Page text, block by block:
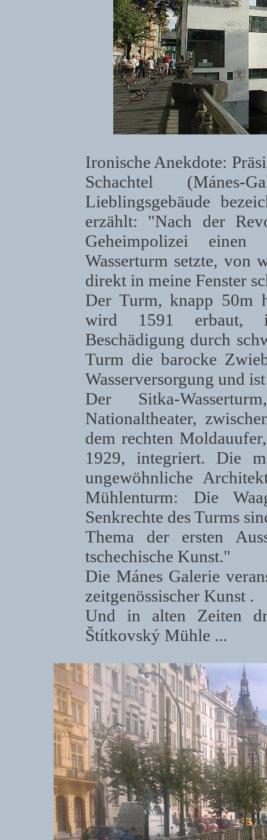
Ironische Anekdote:
Schachtel
Lieblingsgebäude
erzählt: "Nach der
Geheimpolizei einen
Wasserturm setzte, von
direkt in meine Fenster
Der Turm, knapp 50m
wird 1591 erbaut,
Beschädigung durch
Turm die barocke
Wasserversorgung und
Der Sitka-
Nationaltheater,
dem rechten
1929, integriert. Die
ungewöhnliche
Mühlenturm: Die
Senkrechte des Turms
Thema der ersten
tschechische Kunst."
Die Mánes Galerie
zeitgenössischer Kunst .
Und in alten Zeiten
Štítkovský Mühle ...